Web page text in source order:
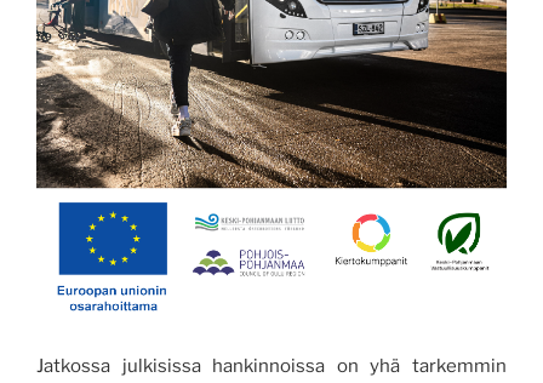
Jatkossa julkisissa hankinnoissa on yhä tarkemmin